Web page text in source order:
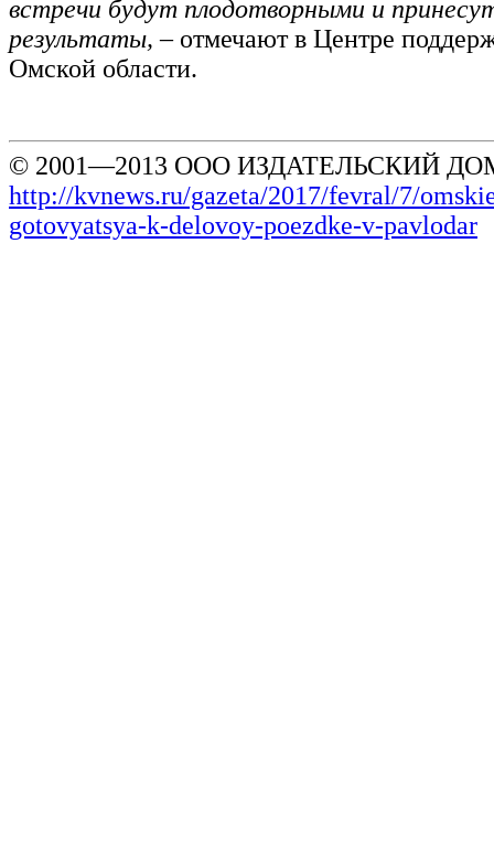
встречи будут плодотворными и
результаты, – отмечают в Центре
Омской области.
© 2001—2013 ООО ИЗДАТЕЛЬСКИЙ
http://kvnews.ru/gazeta/2017/fevral/7/
gotovyatsya-k-delovoy-poezdke-v-pavlodar